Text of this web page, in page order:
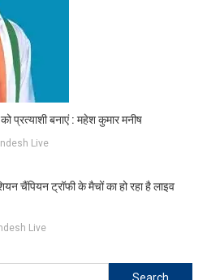
प्रत्याशी बनाएं : महेश कुमार मनीष
Live
चैंपियन ट्रॉफी के मैचों का हो रहा है लाइव
Live
Search